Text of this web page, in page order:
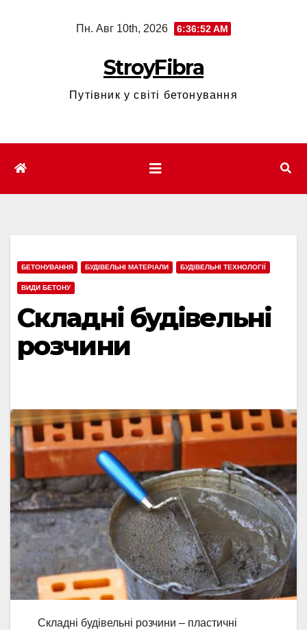
Пн. Авг 10th, 2026 6:36:53 AM
StroyFibra
Путівник у світі бетонування
БЕТОНУВАННЯ БУДІВЕЛЬНІ МАТЕРІАЛИ БУДІВЕЛЬНІ ТЕХНОЛОГІЇ
ВИДИ БЕТОНУ
Складні будівельні
розчини
Складні будівельні розчини – пластичні